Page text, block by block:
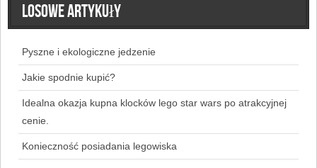
Losowe artykuły
Pyszne i ekologiczne jedzenie
Jakie spodnie kupić?
Idealna okazja kupna klocków lego star wars po atrakcyjnej
cenie.
Konieczność posiadania legowiska